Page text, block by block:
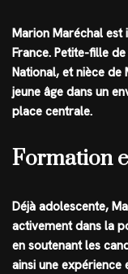
Marion Maréchal est
France. Petite-fille
National, et nièce de
jeune âge dans un
place centrale.
Formation
Déjà adolescente,
activement dans la
en soutenant les
ainsi une